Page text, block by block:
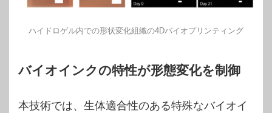
ハイドロゲル内での形状変化組織の4Dバイオプリンティング
バイオインクの特性が形態変化を制御
本技術では、生体適合性のある特殊なバイオイ